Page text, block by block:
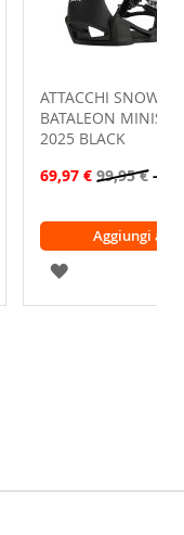
ATTACCHI
BATALEON
2025 BLACK
69,97 € 99,95 € -
Aggiungi al
AGGIUNGI
ALLA